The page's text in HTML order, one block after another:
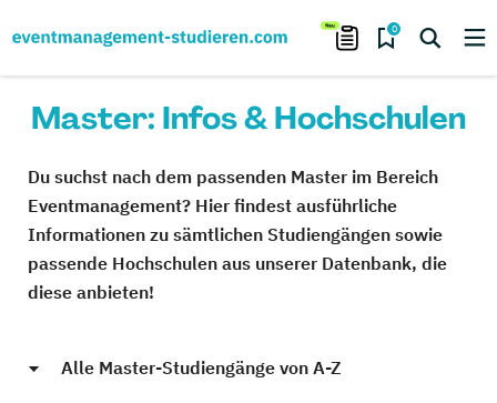
0
Master: Infos & Hochschulen
Du suchst nach dem passenden Master im Bereich
Eventmanagement? Hier findest ausführliche
Informationen zu sämtlichen Studiengängen sowie
passende Hochschulen aus unserer Datenbank, die
diese anbieten!
Alle Master-Studiengänge von A-Z